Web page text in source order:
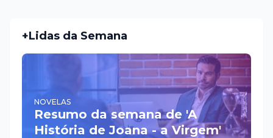
+Lidas da Semana
NOVELAS
Resumo da semana de 'A
História de Joana - a Virgem'